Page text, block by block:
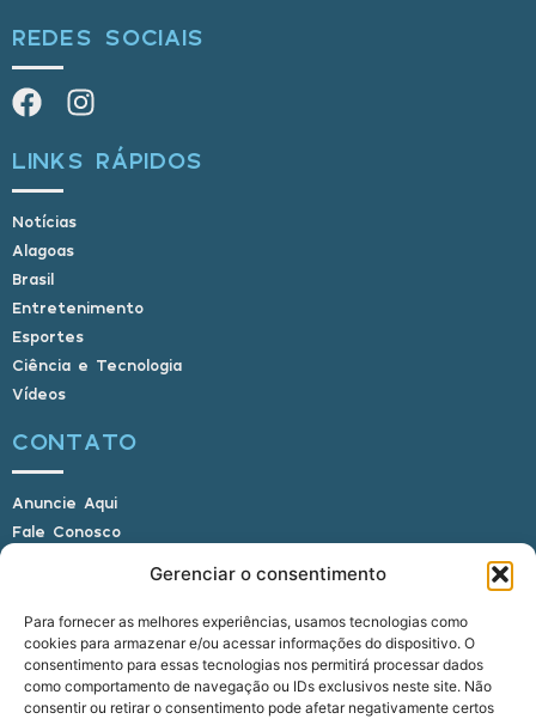
Gerenciar o consentimento
Para fornecer as melhores experiências, usamos tecnologias como
cookies para armazenar e/ou acessar informações do dispositivo. O
consentimento para essas tecnologias nos permitirá processar dados
como comportamento de navegação ou IDs exclusivos neste site. Não
consentir ou retirar o consentimento pode afetar negativamente certos
REDES SOCIAIS
LINKS RÁPIDOS
Notícias
Alagoas
Brasil
Entretenimento
Esportes
Ciência e Tecnologia
Vídeos
CONTATO
Anuncie Aqui
Fale Conosco
E-mail: alagoasbrasilnoticias@gmail.com
Telefone: (82) 9 9691-0391 (Whatsapp)
Responsável Técnico: Crysthyan Carlos